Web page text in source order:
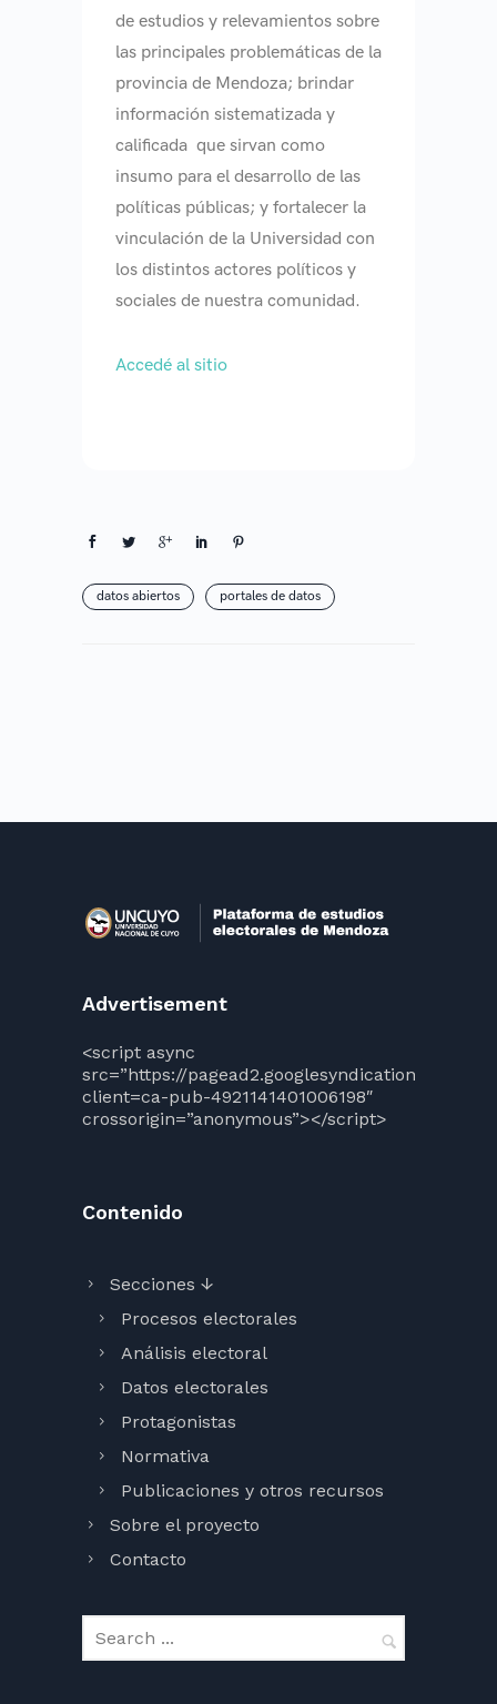
de estudios y relevamientos sobre
las principales problemáticas de la
provincia de Mendoza; brindar
información sistematizada y
calificada que sirvan como
insumo para el desarrollo de las
políticas públicas; y fortalecer la
vinculación de la Universidad con
los distintos actores políticos y
sociales de nuestra comunidad.
Accedé al sitio
datos abiertos portales de datos
Advertisement
<script async
src=”https://pagead2.googlesyndication.com/
client=ca-pub-4921141401006198″
crossorigin=”anonymous”></script>
Contenido
Secciones ↓
Procesos electorales
Análisis electoral
Datos electorales
Protagonistas
Normativa
Publicaciones y otros recursos
Sobre el proyecto
Contacto